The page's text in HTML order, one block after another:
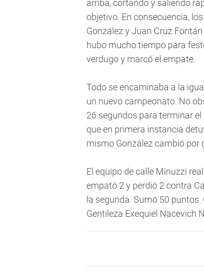
arriba, cortando y saliendo
objetivo. En consecuencia,
González y Juan Cruz
hubo mucho tiempo para
verdugo y marcó el empate.
Todo se encaminaba a la
un nuevo campeonato. No
26 segundos para terminar
que en primera instancia
mismo González cambió por
El equipo de calle Minuzzi
empató 2 y perdió 2 contra
la segunda. Sumó 50
Gentileza Exequiel Nacevich